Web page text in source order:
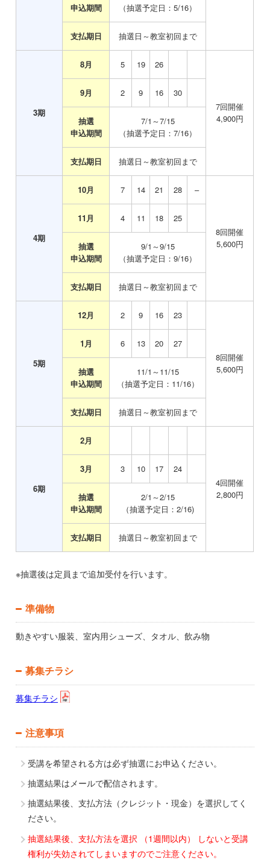
申込期間
（抽選予定日：5/16）
支払期日 抽選日～教室初回まで
3期
8月 05 19 26
7回開催
4,900円
9月 02 9 16 30
抽選
申込期間
7/1～7/15
（抽選予定日：7/16）
支払期日 抽選日～教室初回まで
4期
10月 07 14 21 28 –
8回開催
5,600円
11月 04 11 18 25
抽選
申込期間
9/1～9/15
（抽選予定日：9/16）
支払期日 抽選日～教室初回まで
5期
12月 _2 9 16 23
8回開催
5,600円
1月 06 13 20 27
抽選
申込期間
11/1～11/15
（抽選予定日：11/16）
支払期日 抽選日～教室初回まで
6期
2月
4回開催
2,800円
3月 03 10 17 24
抽選
申込期間
2/1～2/15
（抽選予定日：2/16)
支払期日 抽選日～教室初回まで
※抽選後は定員まで追加受付を行います。
準備物
動きやすい服装、室内用シューズ、タオル、飲み物
募集チラシ
募集チラシ
注意事項
受講を希望される方は必ず抽選にお申込ください。
抽選結果はメールで配信されます。
抽選結果後、支払方法（クレジット・現金）を選択してく
ださい。
抽選結果後、支払方法を選択 （1週間以内） しないと受講
権利が失効されてしまいますのでご注意ください。